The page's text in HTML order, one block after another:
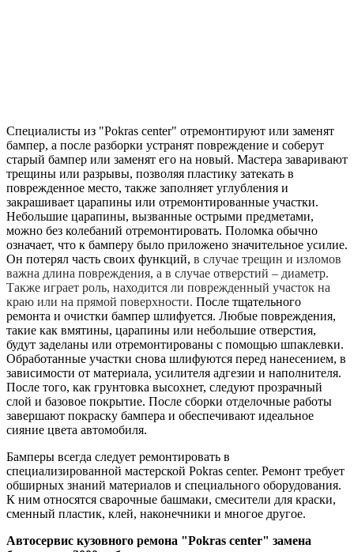
Специалисты из "Pokras center" отремонтируют или заменят
бампер, а после разборки устранят повреждение и соберут
старый бампер или заменят его на новый. Мастера заваривают
трещины или разрывы, позволяя пластику затекать в
поврежденное место, также заполняет углубления и
закрашивает царапины или отремонтированные участки.
Небольшие царапины, вызванные острыми предметами,
можно без колебаний отремонтировать. Поломка обычно
означает, что к бамперу было приложено значительное усилие.
Он потерял часть своих функций, в случае трещин и изломов
важна длина повреждения, а в случае отверстий – диаметр.
Также играет роль, находится ли поврежденный участок на
краю или на прямой поверхности. После тщательного
ремонта и очистки бампер шлифуется. Любые повреждения,
такие как вмятины, царапины или небольшие отверстия,
будут заделаны или отремонтированы с помощью шпаклевки.
Обработанные участки снова шлифуются перед нанесением, в
зависимости от материала, усилителя адгезии и наполнителя.
После того, как грунтовка высохнет, следуют прозрачный
слой и базовое покрытие. После сборки отделочные работы
завершают покраску бампера и обеспечивают идеальное
сияние цвета автомобиля.
Бамперы всегда следует ремонтировать в
специализированной мастерской Pokras center. Ремонт требует
обширных знаний материалов и специального оборудования.
К ним относятся сварочные башмаки, смесители для краски,
сменный пластик, клей, наконечники и многое другое.
Автосервис кузовного ремона "Pokras center" замена